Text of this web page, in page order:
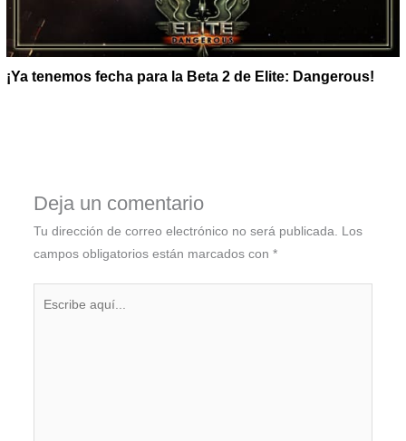
¡Ya tenemos fecha para la Beta 2 de Elite: Dangerous!
Deja un comentario
Tu dirección de correo electrónico no será publicada.
Los
campos obligatorios están marcados con *